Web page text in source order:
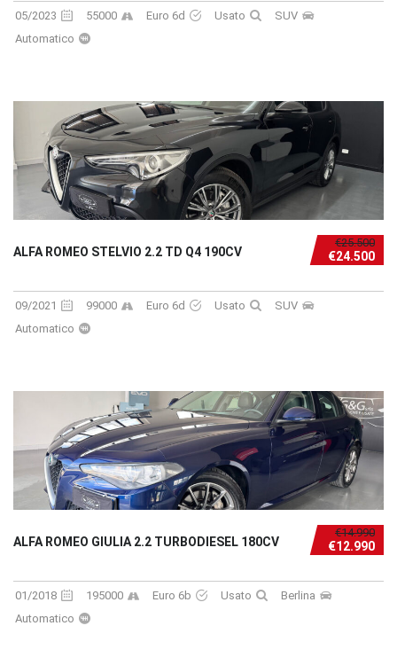
05/2023 55000 Euro 6d Usato
SUV
Automatico
€25.500
€24.500
ALFA ROMEO STELVIO 2.2 TD Q4 190CV
09/2021 99000 Euro 6d Usato
SUV
Automatico
€14.990
€12.990
ALFA ROMEO GIULIA 2.2 TURBODIESEL 180CV
01/2018 195000 Euro 6b Usato
Berlina
Automatico